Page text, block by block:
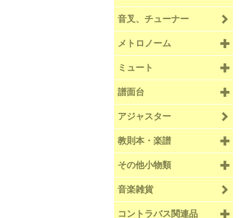
音叉、チューナー
メトロノーム
ミュート
譜面台
アジャスター
教則本・楽譜
その他小物類
音楽雑貨
コントラバス関連品